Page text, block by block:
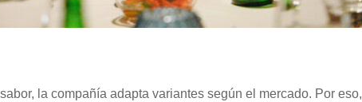
la compañía adapta variantes según el mercado. Por eso,